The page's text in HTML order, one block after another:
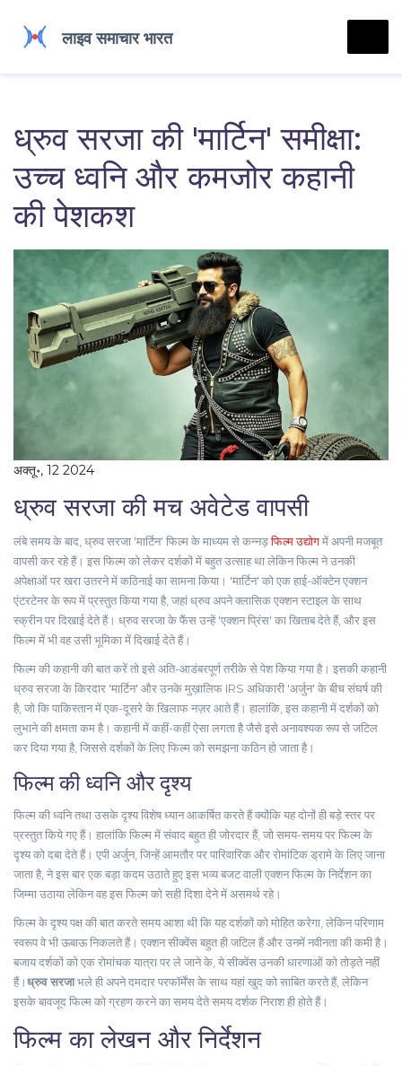
ध्रुव सरजा की 'मार्टिन' समीक्षा:
उच्च ध्वनि और कमजोर कहानी
की पेशकश
अक्तू॰, 12 2024
ध्रुव सरजा की मच अवेटेड वापसी
लंबे समय के बाद, ध्रुव सरजा 'मार्टिन' फिल्म के माध्यम से कन्नड़फिल्म उद्योगमें अपनी मजबूत
वापसी कर रहे हैं। इस फिल्म को लेकर दर्शकों में बहुत उत्साह था लेकिन फिल्म ने उनकी
अपेक्षाओं पर खरा उतरने में कठिनाई का सामना किया। 'मार्टिन' को एक हाई-ऑक्टेन एक्शन
एंटरटेनर के रूप में प्रस्तुत किया गया है, जहां ध्रुव अपने क्लासिक एक्शन स्टाइल के साथ
स्क्रीन पर दिखाई देते हैं। ध्रुव सरजा के फैंस उन्हें 'एक्शन प्रिंस' का खिताब देते हैं, और इस
फिल्म में भी वह उसी भूमिका में दिखाई देते हैं।
फिल्म की कहानी की बात करें तो इसे अति-आडंबरपूर्ण तरीके से पेश किया गया है। इसकी कहानी
ध्रुव सरजा के किरदार 'मार्टिन' और उनके मुख़ालिफ IRS अधिकारी 'अर्जुन' के बीच संघर्ष की
है, जो कि पाकिस्तान में एक-दूसरे के खिलाफ नज़र आते हैं। हालांकि, इस कहानी में दर्शकों को
लुभाने की क्षमता कम है। कहानी में कहीं-कहीं ऐसा लगता है जैसे इसे अनावश्यक रूप से जटिल
कर दिया गया है, जिससे दर्शकों के लिए फिल्म को समझना कठिन हो जाता है।
फिल्म की ध्वनि और दृश्य
फिल्म की ध्वनि तथा उसके दृश्य विशेष ध्यान आकर्षित करते हैं क्योंकि यह दोनों ही बड़े स्तर पर
प्रस्तुत किये गए हैं। हालांकि फिल्म में संवाद बहुत ही जोरदार हैं, जो समय-समय पर फिल्म के
दृश्य को दबा देते हैं। एपी अर्जुन, जिन्हें आमतौर पर पारिवारिक और रोमांटिक ड्रामे के लिए जाना
जाता है, ने इस बार एक बड़ा कदम उठाते हुए इस भव्य बजट वाली एक्शन फिल्म के निर्देशन का
जिम्मा उठाया लेकिन वह इस फिल्म को सही दिशा देने में असमर्थ रहे।
फिल्म के दृश्य पक्ष की बात करते समय आशा थी कि यह दर्शकों को मोहित करेगा, लेकिन परिणाम
स्वरूप वे भी ऊबाऊ निकलते हैं। एक्शन सीक्वेंस बहुत ही जटिल हैं और उनमें नवीनता की कमी है।
बजाय दर्शकों को एक रोमांचक यात्रा पर ले जाने के, ये सीक्वेंस उनकी धारणाओं को तोड़ते नहीं
हैं।ध्रुव सरजाभले ही अपने दमदार परफॉर्मेंस के साथ यहां खुद को साबित करते हैं, लेकिन
इसके बावजूद फिल्म को ग्रहण करने का समय देते समय दर्शक निराश ही होते हैं।
फिल्म का लेखन और निर्देशन